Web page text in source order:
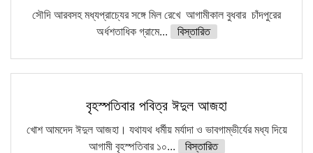
সৌদি আরবসহ মধ্যপ্রাচ্যের সঙ্গে মিল রেখে আগামীকাল বুধবার চাঁদপুরের
অর্ধশতাধিক গ্রামে...
বিস্তারিত
বৃহস্পতিবার পবিত্র ঈদুল আজহা
খোশ আমদেদ ঈদুল আজহা। যথাযথ ধর্মীয় মর্যাদা ও ভাবগাম্ভীর্যের মধ্য দিয়ে
আগামী বৃহস্পতিবার ১০...
বিস্তারিত